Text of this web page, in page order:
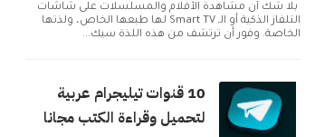
بلا شك أن مشاهدة الأفلام والمسلسلات على شاشات
التلفاز الذكية أو الـ Smart TV لها طبعها الخاص، ولذتها
الخاصة. وفور أن ترتشف من هذه اللذة سيك...
10 قنوات تيليجرام عربية
لتحميل وقراءة الكتب مجانا